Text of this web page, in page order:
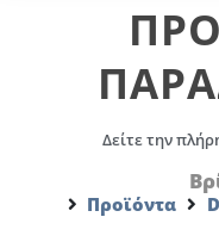
Δείτε την
Προϊόντα